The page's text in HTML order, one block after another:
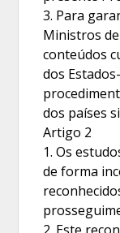
3. Para
Ministros
conteúdos
dos
dos países
Artigo 2
1. Os
de forma